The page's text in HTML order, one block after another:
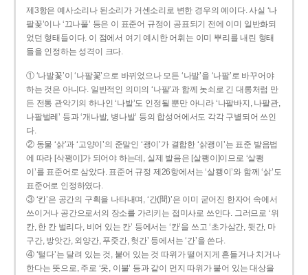
제3항은 예사소리나 된소리가 거센소리로 변한 경우의 예이다. 사실 ‘나
팔꽃’이나 ‘끄나풀’ 등은 이 표준어 규정이 공표되기 전에 이미 일반화되
었던 형태들이다. 이 점에서 여기 예시한 어휘는 이미 뿌리를 내린 형태
들을 인정하는 성격이 크다.
① ‘나발꽃’이 ‘나팔꽃’으로 바뀌었으나 모든 ‘나발’을 ‘나팔’로 바꾸어야
하는 것은 아니다. 일반적인 의미의 ‘나팔’과 함께 놋쇠로 긴 대롱처럼 만
든 전통 관악기의 하나인 ‘나발’도 인정될 뿐만 아니라 ‘나팔바지, 나팔관,
나팔벌레’ 등과 ‘개나발, 병나발’ 등의 합성어에서도 각각 구별되어 쓰인
다.
② 동물 ‘삵’과 ‘고양이’의 준말인 ‘괭이’가 결합한 ‘삵괭이’는 표준 발음법
에 따라 [삭꽹이]가 되어야 하는데, 실제 발음은 [살쾡이]이므로 ‘살쾡
이’를 표준어로 삼았다. 표준어 규정 제26항에서는 ‘살쾡이’와 함께 ‘삵’도
표준어로 인정하였다.
③ ‘칸’은 공간의 구획을 나타내며, ‘간(間)’은 이미 굳어진 한자어 속에서
쓰이거나 공간으로서의 장소를 가리키는 접미사로 쓰인다. 그러므로 ‘위
칸, 한 칸 벌리다, 비어 있는 칸’ 등에서는 ‘칸’을 쓰고 ‘초가삼간, 뒷간, 마
구간, 방앗간, 외양간, 푸줏간, 헛간’ 등에서는 ‘간’을 쓴다.
④ ‘털다’는 달려 있는 것, 붙어 있는 것 따위가 떨어지게 흔들거나 치거나
한다는 뜻으로, 주로 ‘옷, 이불’ 등과 같이 먼지 따위가 붙어 있는 대상을